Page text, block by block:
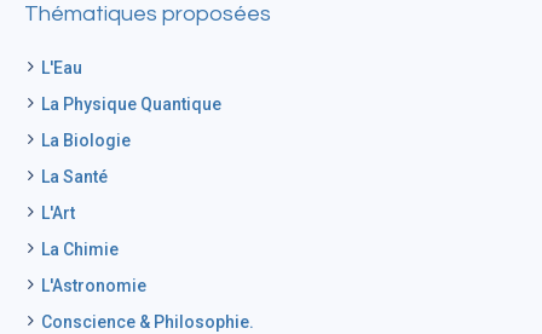
Thématiques proposées
L'Eau
La Physique Quantique
La Biologie
La Santé
L'Art
La Chimie
L'Astronomie
Conscience & Philosophie.